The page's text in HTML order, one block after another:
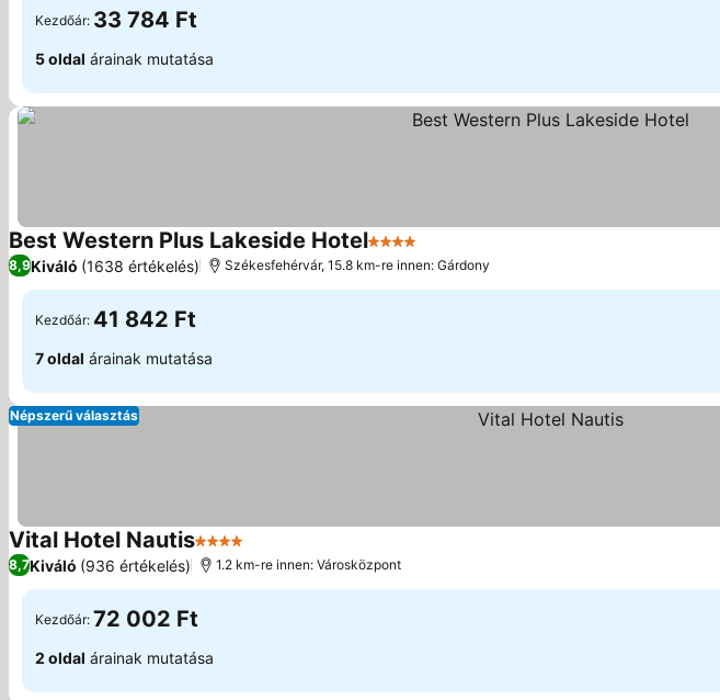
Kezdőár: 33 784 Ft
5 oldal árainak mutatása
Best Western Plus Lakeside Hotel4 Kategória
8,9Kiváló (1638 értékelés) Székesfehérvár, 15.8 km-re innen: Gárdony
Kezdőár: 41 842 Ft
7 oldal árainak mutatása
Népszerű választás
Vital Hotel Nautis4 Kategória
8,7Kiváló (936 értékelés) 1.2 km-re innen: Városközpont
Kezdőár: 72 002 Ft
2 oldal árainak mutatása